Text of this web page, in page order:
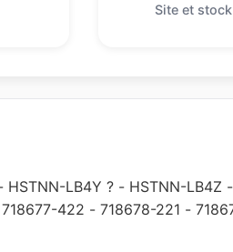
Site et
HSTNN-LB4Y ? - HSTNN-LB4Z -
718677-422 - 718678-221 -